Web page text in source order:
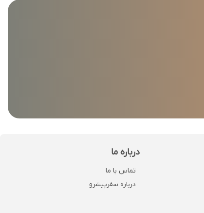
درباره ما
تماس با ما
درباره سفرپیشرو